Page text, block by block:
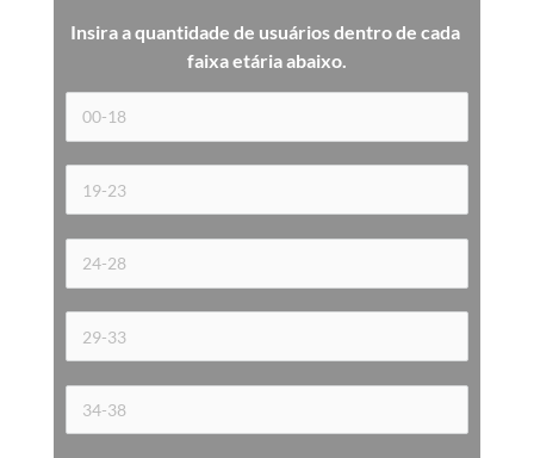
faixa etária abaixo.